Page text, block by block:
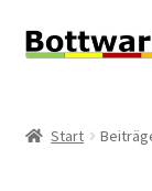
Zur
Zum
Start